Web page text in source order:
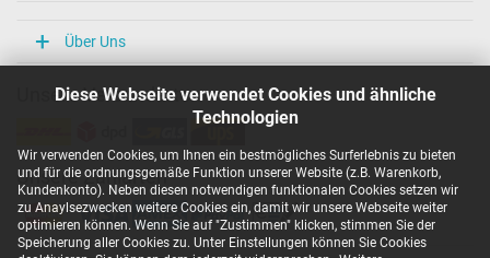
Diese Webseite verwendet Cookies und ähnliche
Technologien
Wir verwenden Cookies, um Ihnen ein bestmögliches Surferlebnis zu bieten
und für die ordnungsgemäße Funktion unserer Website (z.B. Warenkorb,
Kundenkonto). Neben diesen notwendigen funktionalen Cookies setzen wir
zu Anaylsezwecken weitere Cookies ein, damit wir unsere Webseite weiter
optimieren können. Wenn Sie auf "Zustimmen" klicken, stimmen Sie der
Speicherung aller Cookies zu. Unter Einstellungen können Sie Cookies
Über Uns
Unsere Versandarten
Unsere Zahlarten